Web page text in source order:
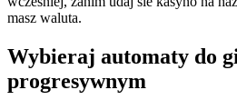
masz waluta.
Wybieraj automaty do
progresywnym